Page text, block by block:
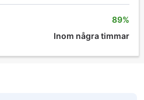
89%
Inom några timmar